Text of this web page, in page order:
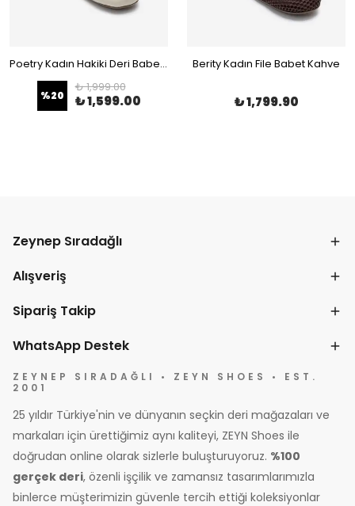
Poetry Kadın Hakiki Deri Babet Bej
%20
₺ 1,999.00
₺ 1,599.00
Berity Kadın File Babet Kahve
₺ 1,799.90
Zeynep Sıradağlı
Alışveriş
Sipariş Takip
WhatsApp Destek
ZEYNEP SIRADAĞLI • ZEYN SHOES • EST.
2001
25 yıldır Türkiye'nin ve dünyanın seçkin deri mağazaları ve
markaları için ürettiğimiz aynı kaliteyi, ZEYN Shoes ile
doğrudan online olarak sizlerle buluşturuyoruz. %100
gerçek deri, özenli işçilik ve zamansız tasarımlarımızla
binlerce müşterimizin güvenle tercih ettiği koleksiyonlar